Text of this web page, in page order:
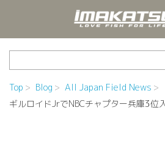
Top Blog
All Japan Field News
ギルロイドJrでNBCチャプター兵庫3位